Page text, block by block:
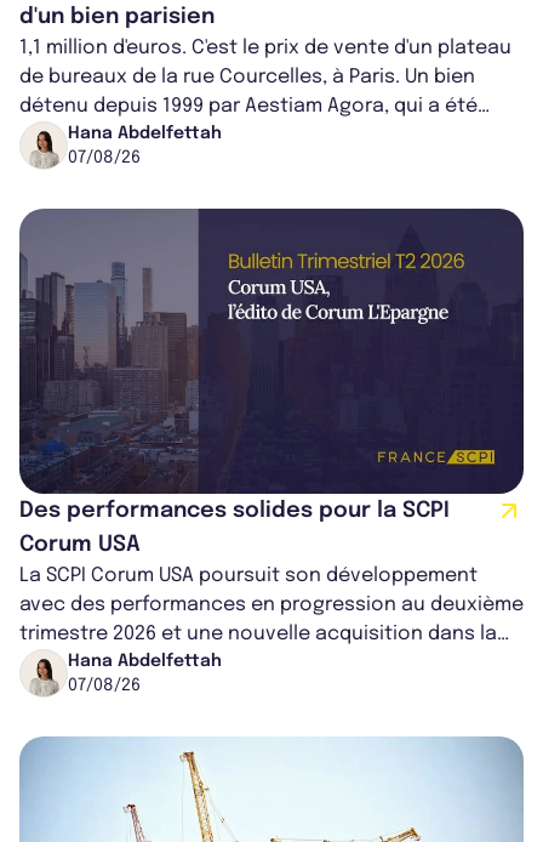
d'un bien parisien
1,1 million d'euros. C'est le prix de vente d'un plateau
de bureaux de la rue Courcelles, à Paris. Un bien
détenu depuis 1999 par Aestiam Agora, qui a été
cédé avec une plus-value...
Hana Abdelfettah
07/08/26
Des performances solides pour la SCPI
Corum USA
La SCPI Corum USA poursuit son développement
avec des performances en progression au deuxième
trimestre 2026 et une nouvelle acquisition dans la
région de Chicago. Entre hausse de...
Hana Abdelfettah
07/08/26